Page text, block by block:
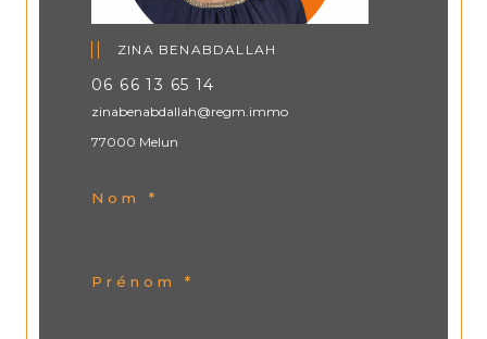
ZINA BENABDALLAH
06 66 13 65 14
zinabenabdallah@regm.immo
77000 Melun
Nom *
Prénom *